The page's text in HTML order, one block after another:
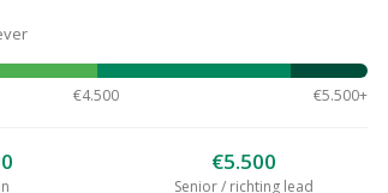
€4.500 €5.500+
€5.500
Senior / richting lead